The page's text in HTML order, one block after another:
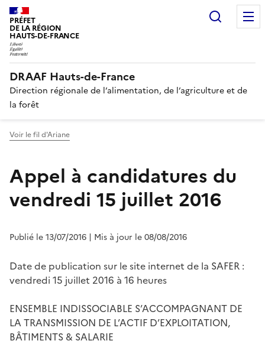
PRÉFET
DE LA RÉGION
HAUTS-DE-FRANCE
DRAAF Hauts-de-France
Direction régionale de l’alimentation, de l’agriculture et de
la forêt
Voir le fil d'Ariane
Appel à candidatures du
vendredi 15 juillet 2016
Publié le 13/07/2016 | Mis à jour le 08/08/2016
Date de publication sur le site internet de la SAFER :
vendredi 15 juillet 2016 à 16 heures
ENSEMBLE INDISSOCIABLE S’ACCOMPAGNANT DE
LA TRANSMISSION DE L’ACTIF D’EXPLOITATION,
BÂTIMENTS & SALARIE